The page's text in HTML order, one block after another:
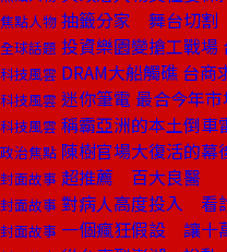
焦點人物 抽籤分家 舞台切割
全球話題 投資樂園變搶工戰場
科技風雲 DRAM大船觸礁 台商
科技風雲 迷你筆電 最合今年市
科技風雲 稱霸亞洲的本土倒車
政治焦點 陳樹官場大復活的幕
封面故事 超推薦 百大良醫
封面故事 對病人高度投入 看
封面故事 一個瘋狂假設 讓十